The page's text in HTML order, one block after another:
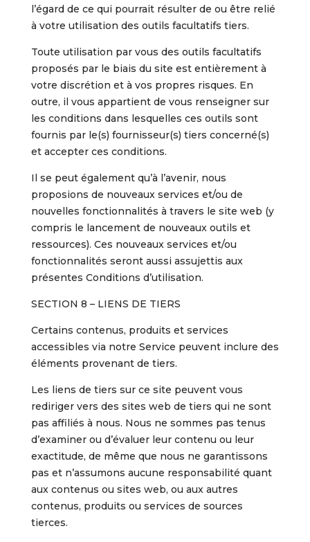
l’égard de ce qui pourrait résulter de ou être relié
à votre utilisation des outils facultatifs tiers.
Toute utilisation par vous des outils facultatifs
proposés par le biais du site est entièrement à
votre discrétion et à vos propres risques. En
outre, il vous appartient de vous renseigner sur
les conditions dans lesquelles ces outils sont
fournis par le(s) fournisseur(s) tiers concerné(s)
et accepter ces conditions.
Il se peut également qu’à l’avenir, nous
proposions de nouveaux services et/ou de
nouvelles fonctionnalités à travers le site web (y
compris le lancement de nouveaux outils et
ressources). Ces nouveaux services et/ou
fonctionnalités seront aussi assujettis aux
présentes Conditions d’utilisation.
SECTION 8 – LIENS DE TIERS
Certains contenus, produits et services
accessibles via notre Service peuvent inclure des
éléments provenant de tiers.
Les liens de tiers sur ce site peuvent vous
rediriger vers des sites web de tiers qui ne sont
pas affiliés à nous. Nous ne sommes pas tenus
d’examiner ou d’évaluer leur contenu ou leur
exactitude, de même que nous ne garantissons
pas et n’assumons aucune responsabilité quant
aux contenus ou sites web, ou aux autres
contenus, produits ou services de sources
tierces.